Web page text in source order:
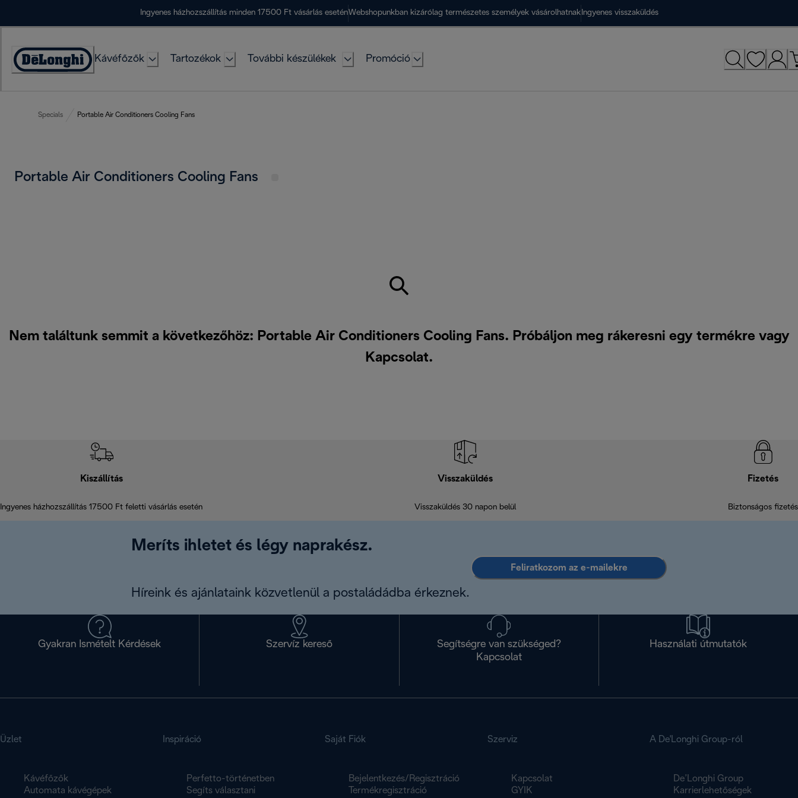
Ingyenes házhozszállítás minden 17500 Ft vásárlás eseténWebshopunkban kizárólag természetes személyek vásárolhatnak Ingyenes visszaküldés
Accessibility
Kávéfőzők Tartozékok További készülékek Promóció
Specials Portable Air Conditioners Cooling Fans
Portable Air Conditioners Cooling Fans
Nem találtunk semmit a következőhöz: Portable Air Conditioners Cooling Fans. Próbáljon meg rákeresni egy termékre vagy
Kapcsolat.
Kiszállítás
Ingyenes házhozszállítás 17500 Ft feletti vásárlás esetén
Visszaküldés
Visszaküldés 30 napon belül
Fizetés
Biztonságos fizetés
Meríts ihletet és légy naprakész.
Híreink és ajánlataink közvetlenül a postaládádba érkeznek.
Feliratkozom az e-mailekre
Gyakran Ismételt Kérdések Szervíz kereső
Segítségre van szükséged?
Kapcsolat
Használati útmutatók
Üzlet
Kávéfőzők
Automata kávégépek
Inspiráció
Perfetto-történetben
Segíts választani
Saját Fiók
Bejelentkezés/Regisztráció
Termékregisztráció
Szerviz
Kapcsolat
GYIK
A De'Longhi Group-ról
De’Longhi Group
Karrierlehetőségek